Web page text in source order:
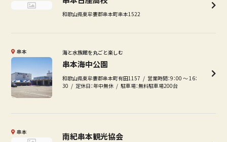
和歌山県東牟婁郡串本町串本1522
串本 海と水族館を丸ごと楽しむ
串本海中公園
和歌山県東牟婁郡串本町有田1157
営業時間：9：00 ～ 16：
30
定休日：年中無休 駐車場：無料駐車場200台
串本 南紀串本観光協会